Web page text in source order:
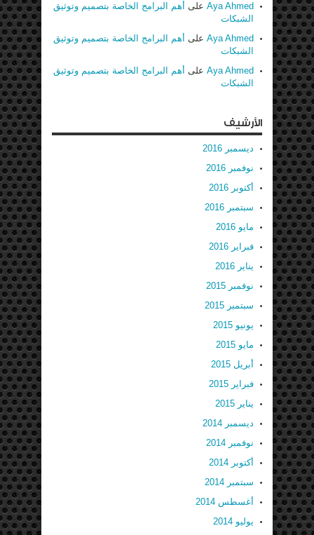
Aya Ahmed على أهم البرامج الخاصة بتصميم وتوثيق
الشبكات
Aya Ahmed على أهم البرامج الخاصة بتصميم وتوثيق
الشبكات
Aya Ahmed على أهم البرامج الخاصة بتصميم وتوثيق
الشبكات
الأرشيف
ديسمبر 2016
نوفمبر 2016
أكتوبر 2016
سبتمبر 2016
مايو 2016
فبراير 2016
يناير 2016
نوفمبر 2015
سبتمبر 2015
يونيو 2015
مايو 2015
أبريل 2015
فبراير 2015
يناير 2015
ديسمبر 2014
نوفمبر 2014
أكتوبر 2014
سبتمبر 2014
أغسطس 2014
يوليو 2014